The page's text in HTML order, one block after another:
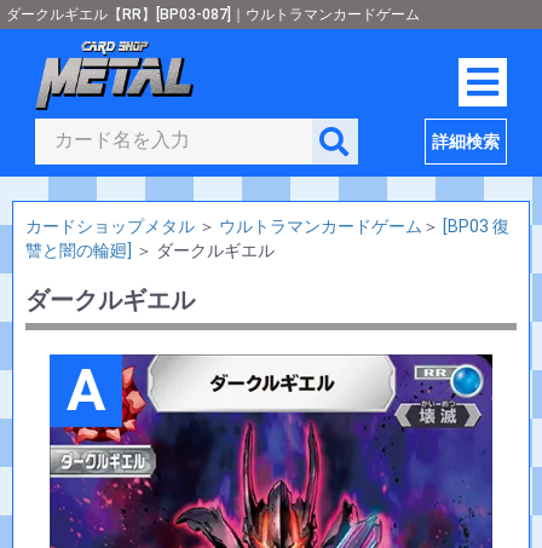
ダークルギエル【RR】[BP03-087]｜ウルトラマンカードゲーム
詳細検索
カードショップメタル ＞ ウルトラマンカードゲーム ＞ [BP03 復
讐と闇の輪廻]
＞ ダークルギエル
ダークルギエル
A